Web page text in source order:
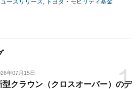
ースリリース トヨタ・モビリティ基金
年07月15日
型クラウン（クロスオーバー）のデ